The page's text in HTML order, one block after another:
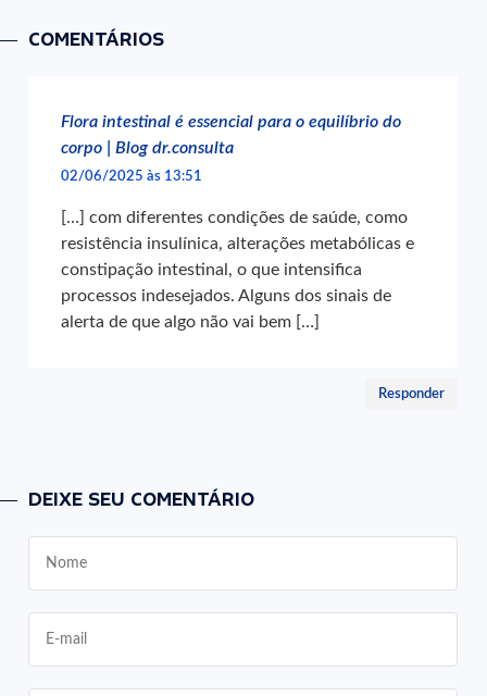
COMENTÁRIOS
Flora intestinal é essencial para o equilíbrio do
corpo | Blog dr.consulta
02/06/2025 às 13:51
[…] com diferentes condições de saúde, como
resistência insulínica, alterações metabólicas e
constipação intestinal, o que intensifica
processos indesejados. Alguns dos sinais de
alerta de que algo não vai bem […]
Responder
DEIXE SEU COMENTÁRIO